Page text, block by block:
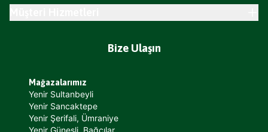
Bize Ulaşın
Mağazalarımız
Yenir Sultanbeyli
Yenir Sancaktepe
Yenir Şerifali, Ümraniye
Yenir Güneşli, Bağcılar